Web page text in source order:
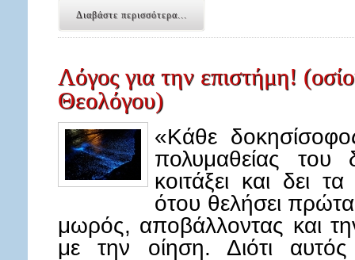
Διαβάστε περισσότερα...
Λόγος για την επιστήμη!
Θεολόγου)
«Κάθε
πολυμαθείας του
κοιτάξει και δει
ότου θελήσει πρώτα
μωρός, αποβάλλοντας και
με την οίηση. Διότι